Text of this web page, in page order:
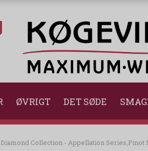
ØVRIGT DET SØDE
Collection - Appellation Series,Pinot